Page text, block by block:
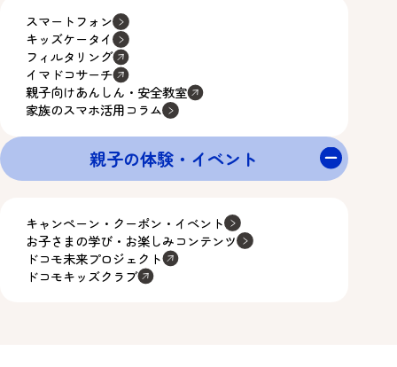
スマートフォン
キッズケータイ
フィルタリング
イマドコサーチ
親子向けあんしん・安全教室
家族のスマホ活用コラム
親子の体験・イベント
キャンペーン・クーポン・イベント
お子さまの学び・お楽しみコンテンツ
ドコモ未来プロジェクト
ドコモキッズクラブ